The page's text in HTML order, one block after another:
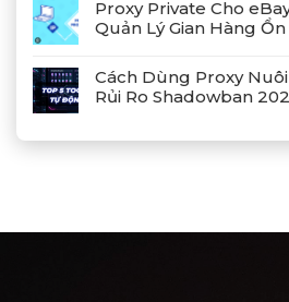
Proxy Private Cho
Quản Lý Gian Hàng
Cách Dùng Proxy
Rủi Ro Shadowban